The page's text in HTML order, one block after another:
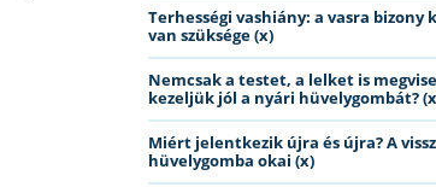
Terhességi vashiány: a vasra
van szüksége (x)
Nemcsak a testet, a lelket is
kezeljük jól a nyári hüvelygombát?
Miért jelentkezik újra és újra? A
hüvelygomba okai (x)